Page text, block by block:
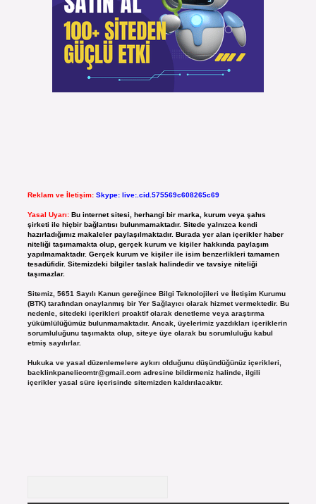
Reklam ve İletişim: Skype: live:.cid.575569c608265c69
Yasal Uyarı: Bu internet sitesi, herhangi bir marka, kurum veya şahıs
şirketi ile hiçbir bağlantısı bulunmamaktadır. Sitede yalnızca kendi
hazırladığımız makaleler paylaşılmaktadır. Burada yer alan içerikler haber
niteliği taşımamakta olup, gerçek kurum ve kişiler hakkında paylaşım
yapılmamaktadır. Gerçek kurum ve kişiler ile isim benzerlikleri tamamen
tesadüfidir. Sitemizdeki bilgiler taslak halindedir ve tavsiye niteliği
taşımazlar.
Sitemiz, 5651 Sayılı Kanun gereğince Bilgi Teknolojileri ve İletişim Kurumu
(BTK) tarafından onaylanmış bir Yer Sağlayıcı olarak hizmet vermektedir. Bu
nedenle, sitedeki içerikleri proaktif olarak denetleme veya araştırma
yükümlülüğümüz bulunmamaktadır. Ancak, üyelerimiz yazdıkları içeriklerin
sorumluluğunu taşımakta olup, siteye üye olarak bu sorumluluğu kabul
etmiş sayılırlar.
Hukuka ve yasal düzenlemelere aykırı olduğunu düşündüğünüz içerikleri,
backlinkpanelicomtr@gmail.comadresine bildirmeniz halinde, ilgili
içerikler yasal süre içerisinde sitemizden kaldırılacaktır.